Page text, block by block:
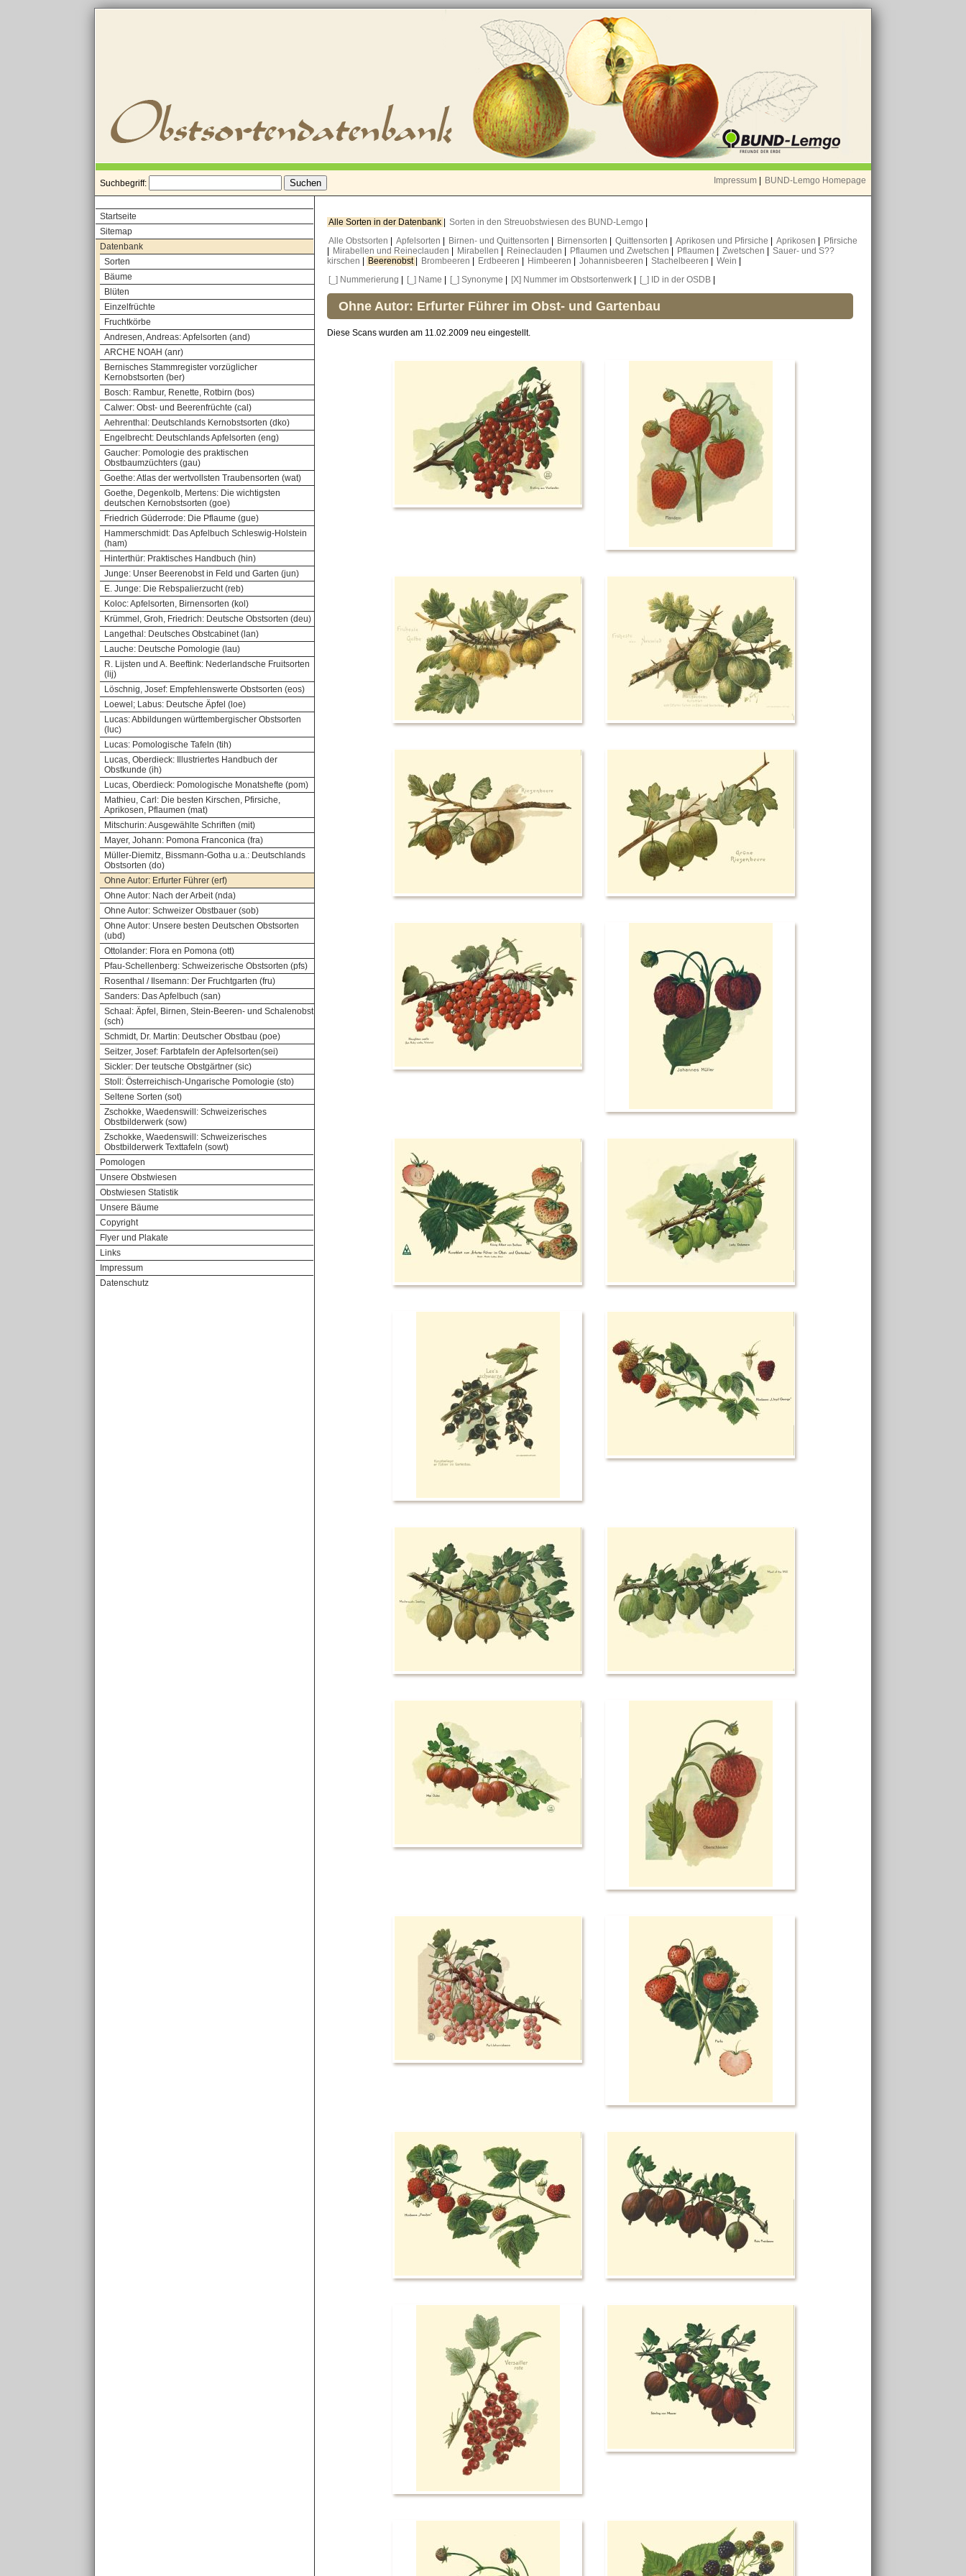
Suchbegriff: Impressum BUND-Lemgo Homepage
Startseite
Sitemap
Datenbank
Sorten
Bäume
Blüten
Einzelfrüchte
Fruchtkörbe
Andresen, Andreas: Apfelsorten (and)
ARCHE NOAH (anr)
Bernisches Stammregister vorzüglicher
Kernobstsorten (ber)
Bosch: Rambur, Renette, Rotbirn (bos)
Calwer: Obst- und Beerenfrüchte (cal)
Aehrenthal: Deutschlands Kernobstsorten (dko)
Engelbrecht: Deutschlands Apfelsorten (eng)
Gaucher: Pomologie des praktischen
Obstbaumzüchters (gau)
Goethe: Atlas der wertvollsten Traubensorten (wat)
Goethe, Degenkolb, Mertens: Die wichtigsten
deutschen Kernobstsorten (goe)
Friedrich Güderrode: Die Pflaume (gue)
Hammerschmidt: Das Apfelbuch Schleswig-Holstein
(ham)
Hinterthür: Praktisches Handbuch (hin)
Junge: Unser Beerenobst in Feld und Garten (jun)
E. Junge: Die Rebspalierzucht (reb)
Koloc: Apfelsorten, Birnensorten (kol)
Krümmel, Groh, Friedrich: Deutsche Obstsorten (deu)
Langethal: Deutsches Obstcabinet (lan)
Lauche: Deutsche Pomologie (lau)
R. Lijsten und A. Beeftink: Nederlandsche Fruitsorten
(lij)
Löschnig, Josef: Empfehlenswerte Obstsorten (eos)
Loewel; Labus: Deutsche Äpfel (loe)
Lucas: Abbildungen württembergischer Obstsorten
(luc)
Lucas: Pomologische Tafeln (tih)
Lucas, Oberdieck: Illustriertes Handbuch der
Obstkunde (ih)
Lucas, Oberdieck: Pomologische Monatshefte (pom)
Mathieu, Carl: Die besten Kirschen, Pfirsiche,
Aprikosen, Pflaumen (mat)
Mitschurin: Ausgewählte Schriften (mit)
Mayer, Johann: Pomona Franconica (fra)
Müller-Diemitz, Bissmann-Gotha u.a.: Deutschlands
Obstsorten (do)
Ohne Autor: Erfurter Führer (erf)
Ohne Autor: Nach der Arbeit (nda)
Ohne Autor: Schweizer Obstbauer (sob)
Ohne Autor: Unsere besten Deutschen Obstsorten
(ubd)
Ottolander: Flora en Pomona (ott)
Pfau-Schellenberg: Schweizerische Obstsorten (pfs)
Rosenthal / Ilsemann: Der Fruchtgarten (fru)
Sanders: Das Apfelbuch (san)
Schaal: Äpfel, Birnen, Stein-Beeren- und Schalenobst
(sch)
Schmidt, Dr. Martin: Deutscher Obstbau (poe)
Seitzer, Josef: Farbtafeln der Apfelsorten(sei)
Sickler: Der teutsche Obstgärtner (sic)
Stoll: Österreichisch-Ungarische Pomologie (sto)
Seltene Sorten (sot)
Zschokke, Waedenswill: Schweizerisches
Obstbilderwerk (sow)
Zschokke, Waedenswill: Schweizerisches
Obstbilderwerk Texttafeln (sowt)
Pomologen
Unsere Obstwiesen
Obstwiesen Statistik
Unsere Bäume
Copyright
Flyer und Plakate
Links
Impressum
Datenschutz
Alle Sorten in der Datenbank Sorten in den Streuobstwiesen des BUND-Lemgo
Alle Obstsorten
Apfelsorten Birnen- und Quittensorten Birnensorten Quittensorten Aprikosen und Pfirsiche Aprikosen
Pfirsiche
Mirabellen und Reineclauden Mirabellen Reineclauden Pflaumen und Zwetschen Pflaumen Zwetschen
Sauer- und S??
kirschen
Beerenobst Brombeeren Erdbeeren Himbeeren Johannisbeeren Stachelbeeren Wein
[_] Nummerierung
[_] Name [_] Synonyme [X] Nummer im Obstsortenwerk [_] ID in der OSDB
Ohne Autor: Erfurter Führer im Obst- und Gartenbau
Diese Scans wurden am 11.02.2009 neu eingestellt.